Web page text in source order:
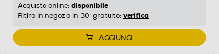
Acquisto online: disponibile
Ritiro in negozio in 30' gratuito: verifica
AGGIUNGI